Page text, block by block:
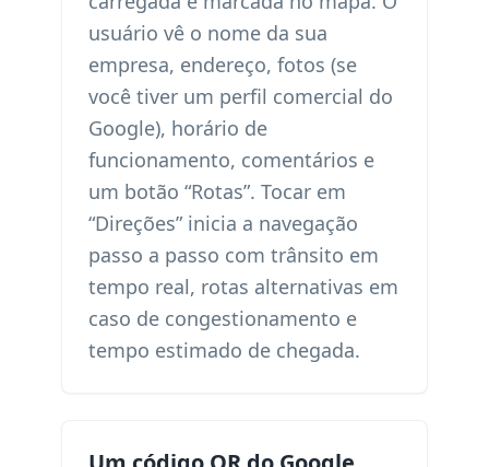
usuário vê o nome da sua
empresa, endereço, fotos (se
você tiver um perfil comercial do
Google), horário de
funcionamento, comentários e
um botão “Rotas”. Tocar em
“Direções” inicia a navegação
passo a passo com trânsito em
tempo real, rotas alternativas em
caso de congestionamento e
tempo estimado de chegada.